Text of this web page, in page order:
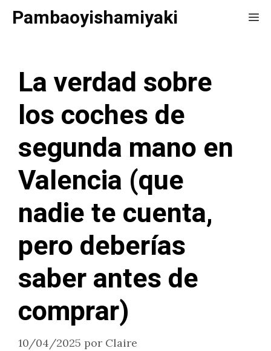
SaltarPambaoyishamiyaki
La verdad sobre
los coches de
segunda mano en
Valencia (que
nadie te cuenta,
pero deberías
saber antes de
comprar)
10/04/2025 por Claire